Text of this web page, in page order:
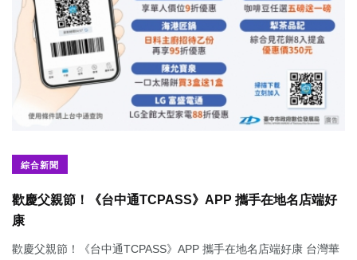
綜合新聞
歡慶父親節！《台中通TCPASS》APP 攜手在地名店端好
康
歡慶父親節！《台中通TCPASS》APP 攜手在地名店端好康 台灣華